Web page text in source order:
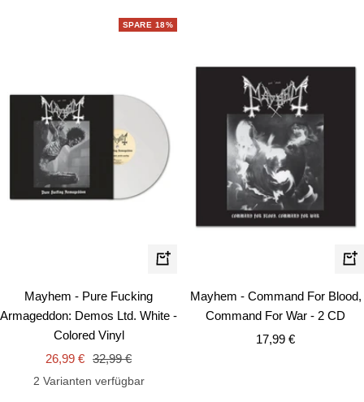
SPARE 18%
In
Warenkorb
Mayhem - Pure Fucking
Armageddon: Demos Ltd. White -
Colored Vinyl
Angebotspreis
26,99 € Regulärer
Preis
32,99 €
2 Varianten verfügbar
In
Mayhem - Command For Blood,
Command For War - 2 CD
Angebotspreis
17,99 €